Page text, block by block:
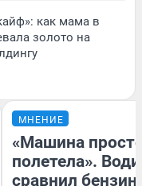
как мама в
золото на
МНЕНИЕ
«Машина
полетела».
сравнил бензин